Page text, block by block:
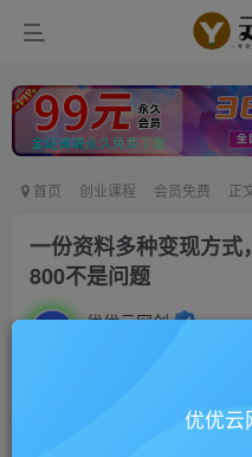
首页 创业课程 会员免费 正
一份资料多种变现方
800不是问题
优优云网创
优优云